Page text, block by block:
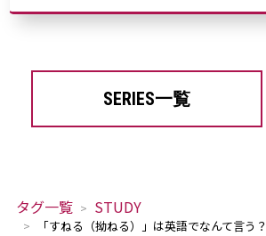
SERIES一覧
タグ一覧 STUDY
「すねる（拗ねる）」は英語でなんて言う？